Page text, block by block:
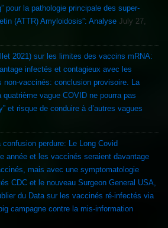
pour la pathologie principale des super-
(ATTR) Amyloidosis”: Analyse July 27,
2021) sur les limites des vaccins mRNA:
infectés et contagieux avec les
non-vaccinés: conclusion provisoire. La
vague COVID ne pourra pas
et risque de conduire à d’autres vagues
perdure: Le Long Covid
année et les vaccinés seraient davantage
mais avec une symptomatologie
CDC et le nouveau Surgeon General USA,
du Data sur les vaccinés ré-infectés via
campagne contre la mis-information